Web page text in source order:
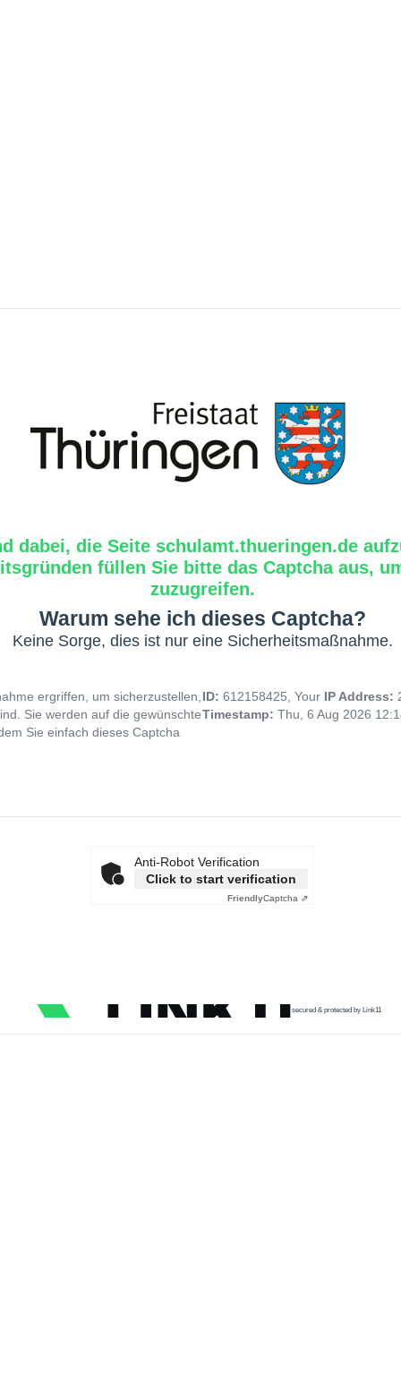
dabei, die Seite schulamt.thueringen.de
füllen Sie bitte das Captcha aus,
zuzugreifen.
Warum sehe ich dieses Captcha?
Keine Sorge, dies ist nur eine Sicherheitsmaßnahme.
ergriffen, um sicherzustellen,
Sie werden auf die gewünschte
Sie einfach dieses Captcha
ID: 612158425, Your IP Address:
Timestamp: Thu, 6 Aug 2026
Anti-Robot Verification
Click to start verification
FriendlyCaptcha ⇗
secured & protected by Link11